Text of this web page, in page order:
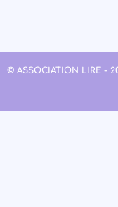
© ASSOCIATION LIRE -